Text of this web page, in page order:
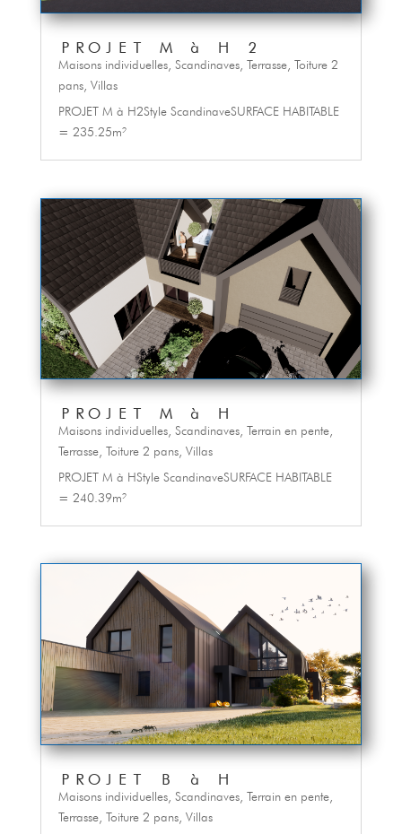
PROJET M à H 2
Maisons individuelles, Scandinaves, Terrasse, Toiture 2
pans, Villas
PROJET M à H2Style ScandinaveSURFACE HABITABLE
= 235.25m²
PROJET M à H
Maisons individuelles, Scandinaves, Terrain en pente,
Terrasse, Toiture 2 pans, Villas
PROJET M à HStyle ScandinaveSURFACE HABITABLE
= 240.39m²
PROJET B à H
Maisons individuelles, Scandinaves, Terrain en pente,
Terrasse, Toiture 2 pans, Villas